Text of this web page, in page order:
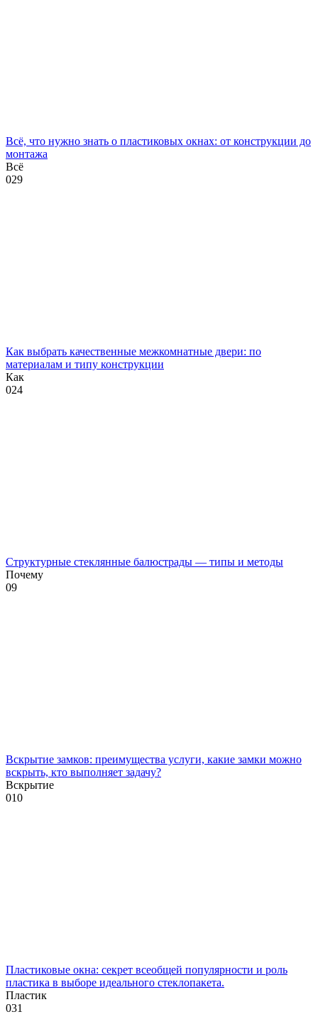
Всё, что нужно знать о пластиковых окнах: от конструкции до
монтажа
Всё
029
Как выбрать качественные межкомнатные двери: по
материалам и типу конструкции
Как
024
Структурные стеклянные балюстрады — типы и методы
Почему
09
Вскрытие замков: преимущества услуги, какие замки можно
вскрыть, кто выполняет задачу?
Вскрытие
010
Пластиковые окна: секрет всеобщей популярности и роль
пластика в выборе идеального стеклопакета.
Пластик
031